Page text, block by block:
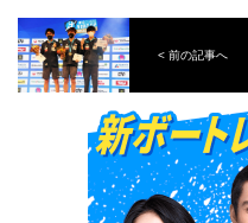
< 前の記事へ